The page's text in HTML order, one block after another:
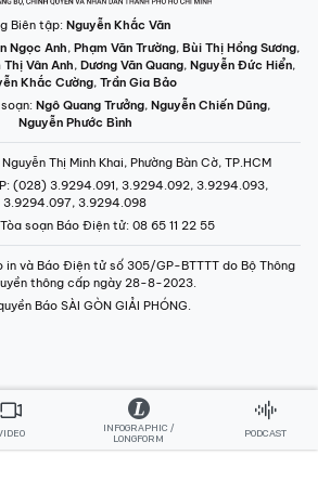
Biên tập: Nguyễn Khắc Văn
Ngọc Anh, Phạm Văn Trường, Bùi Thị Hồng Sương,
Thị Vân Anh, Dương Văn Quang, Nguyễn Đức Hiển,
Khắc Cường, Trần Gia Bảo
Ngô Quang Trưởng, Nguyễn Chiến Dũng,
Nguyễn Phước Bình
Thị Minh Khai, Phường Bàn Cờ, TP.HCM
: (028) 3.9294.091, 3.9294.092, 3.9294.093,
3.9294.097, 3.9294.098
soạn Báo Điện tử: 08 65 11 22 55
in và Báo Điện tử số 305/GP-BTTTT do Bộ Thông
thông cấp ngày 28-8-2023.
Báo SÀI GÒN GIẢI PHÓNG.
INFOGRAPHIC /
LONGFORM
PODCAST